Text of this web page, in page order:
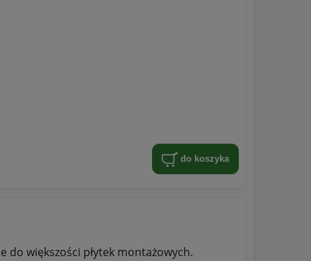
do koszyka
do większości płytek montażowych.